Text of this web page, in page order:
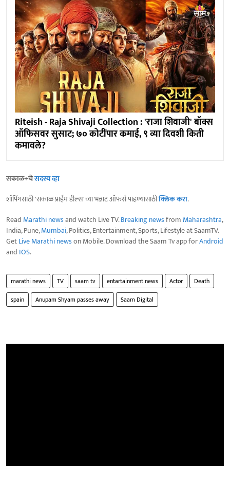
Riteish - Raja Shivaji Collection : 'राजा शिवाजी' बॉक्स
ऑफिसवर सुसाट; ७० कोटींपार कमाई, ९ व्या दिवशी किती
कमावले?
सकाळ+चेसदस्य व्हा
शॉपिंगसाठी 'सकाळ प्राईम डील्स'च्या भन्नाट ऑफर्स पाहण्यासाठीक्लिक करा.
Read Marathi newsand watch Live TV.Breaking newsfrom Maharashtra,
India, Pune,Mumbai, Politics, Entertainment, Sports, Lifestyle at SaamTV.
GetLive Marathi newson Mobile. Download the Saam Tv app forAndroid
and IOS.
marathi news TV saam tv entartainment news Actor
Death
spain
Anupam Shyam passes away Saam Digital